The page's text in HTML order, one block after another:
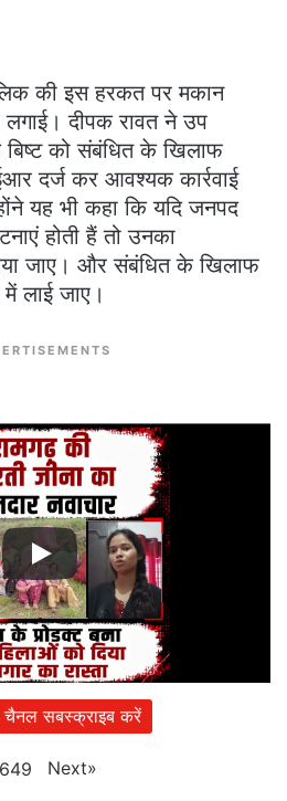
की इस हरकत पर मकान
दीपक रावत ने उप
बिष्ट को संबंधित के खिलाफ
दर्ज कर आवश्यक कार्रवाई
यह भी कहा कि यदि जनपद
होती हैं तो उनका
जाए। और संबंधित के खिलाफ
लाई जाए।
सबस्क्राइब करें
649 Next»